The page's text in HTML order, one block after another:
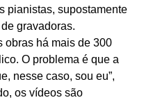
pianistas, supostamente
gravadoras.
obras há mais de 300
O problema é que a
nesse caso, sou eu”,
os vídeos são